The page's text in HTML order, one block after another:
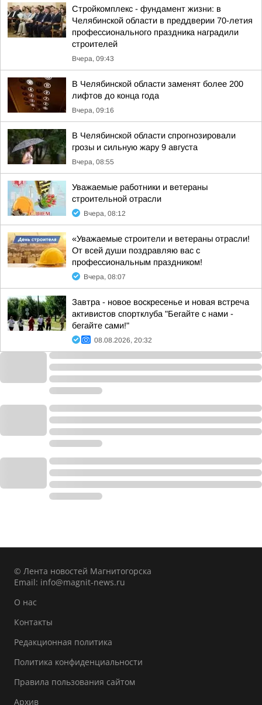
Стройкомплекс - фундамент жизни: в
Челябинской области в преддверии 70-летия
профессионального праздника наградили
строителей
Вчера, 09:43
В Челябинской области заменят более 200
лифтов до конца года
Вчера, 09:16
В Челябинской области спрогнозировали
грозы и сильную жару 9 августа
Вчера, 08:55
Уважаемые работники и ветераны
строительной отрасли
Вчера, 08:12
«Уважаемые строители и ветераны отрасли!
От всей души поздравляю вас с
профессиональным праздником!
Вчера, 08:07
Завтра - новое воскресенье и новая встреча
активистов спортклуба "Бегайте с нами -
бегайте сами!"
08.08.2026, 20:32
© Лента новостей Магнитогорска
Email: info@magnit-news.ru
О нас
Контакты
Редакционная политика
Политика конфиденциальности
Правила пользования сайтом
Архив